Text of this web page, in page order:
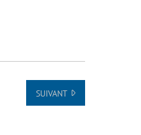
SUIVANT